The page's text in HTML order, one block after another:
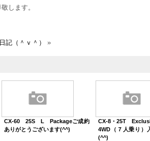
します。
記（＾ｖ＾） »
CX-60 25S L Packageご成約
ありがとうございます(^^)
CX-8・25T
4WD（７人乗り）
(^^)